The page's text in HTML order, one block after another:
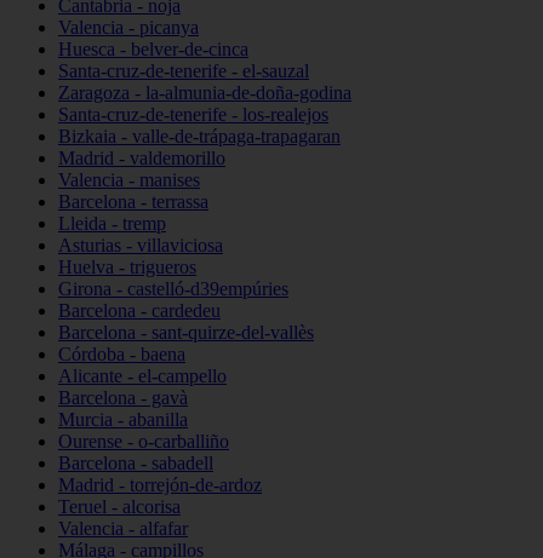
Cantabria - noja
Valencia - picanya
Huesca - belver-de-cinca
Santa-cruz-de-tenerife - el-sauzal
Zaragoza - la-almunia-de-doña-godina
Santa-cruz-de-tenerife - los-realejos
Bizkaia - valle-de-trápaga-trapagaran
Madrid - valdemorillo
Valencia - manises
Barcelona - terrassa
Lleida - tremp
Asturias - villaviciosa
Huelva - trigueros
Girona - castelló-d39empúries
Barcelona - cardedeu
Barcelona - sant-quirze-del-vallès
Córdoba - baena
Alicante - el-campello
Barcelona - gavà
Murcia - abanilla
Ourense - o-carballiño
Barcelona - sabadell
Madrid - torrejón-de-ardoz
Teruel - alcorisa
Valencia - alfafar
Málaga - campillos